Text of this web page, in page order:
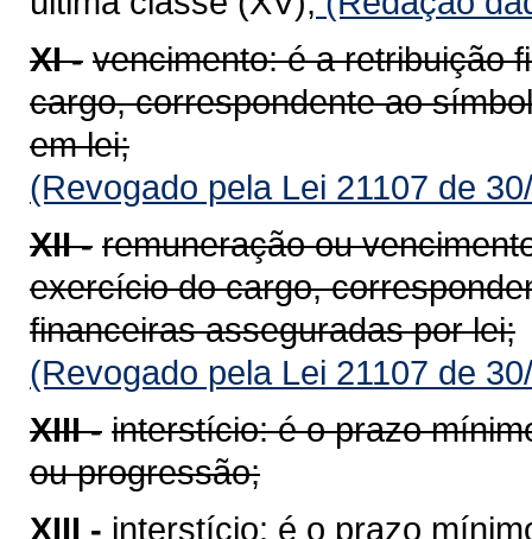
XI - vencimento: é a retribuição
cargo, correspondente ao
em lei;
(Revogado pela Lei 21107 de
XII - remuneração ou
exercício do cargo,
financeiras asseguradas por lei;
(Revogado pela Lei 21107 de
XIII - interstício: é o prazo
ou progressão;
XIII - interstício: é o prazo